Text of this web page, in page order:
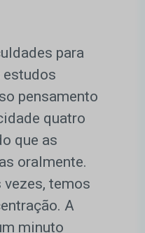
para
estudos
pensamento
quatro
que as
oralmente.
vezes, temos
A
minuto